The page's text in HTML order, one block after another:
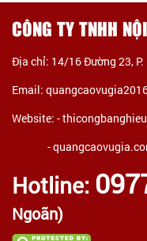
CÔNG TY TNHH
Địa chỉ: 14/16 Đường 23, P.
Email:
Website: -
-
Hotline:
Ngoãn)